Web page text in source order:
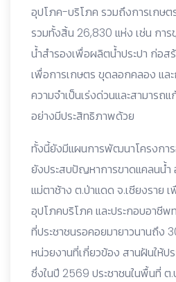
อุปโภค-บริโภค รวมถึงการเกษต
รวมทั้งสิ้น 26,830 แห่ง เช่น การ
น้ำสำรองเพื่อผลิตน้ำประปา ก่อส
เพื่อการเกษตร ขุดลอกคลอง แล
ความจำเป็นเร่งด่วนและสามารถ
อย่างมีประสิทธิภาพด้วย
ทั้งนี้ยังมีแผนการพัฒนาโครงการ
ยังประสบปัญหาการขาดแคลนน้ำ
แม่ตาช้าง ต.ป่าแดด จ.เชียงราย เ
อุปโภคบริโภค และประกอบอาชีพ
ที่ประชาชนรอคอยมายาวนานถึง
หน่วยงานที่เกี่ยวข้อง สานฝันให้ป
ซึ่งในปี 2569 ประชาชนในพื้นที่ ต.